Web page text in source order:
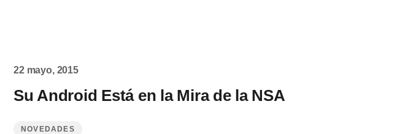
22 mayo, 2015
Su Android Está en la Mira de la NSA
NOVEDADES